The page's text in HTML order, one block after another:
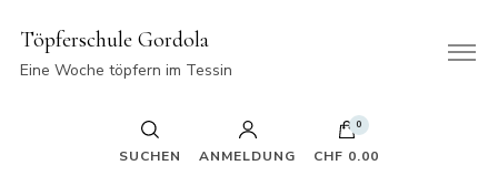
Töpferschule Gordola
Eine Woche töpfern im Tessin
SUCHEN ANMELDUNG
0
CHF 0.00